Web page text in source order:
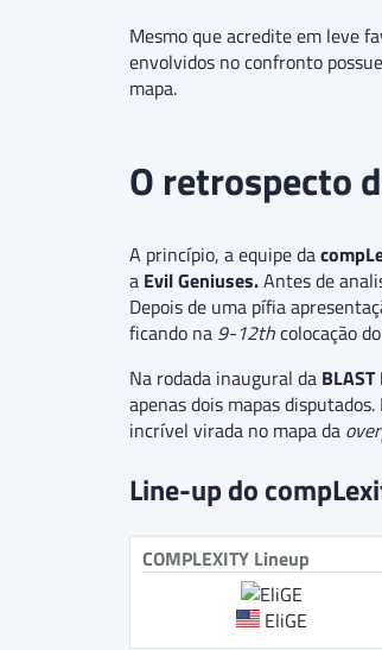
Mesmo que acredite em leve
envolvidos no confronto
mapa.
O retrospecto
A princípio, a equipe da
a Evil Geniuses.Antes de
Depois de uma pífia
ficando na 9-12thcolocação
Na rodada inaugural da
apenas dois mapas
incrível virada no mapa da
Line-up do
COMPLEXITY Lineup
EliGE